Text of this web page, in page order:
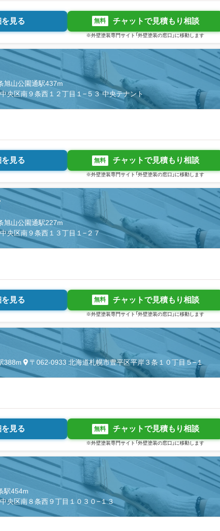
見る 無料 チャットで見積もり相談
※外壁塗装専門サイト「外壁塗装の窓口」に移動します
旭山公園通駅437m
央区南９条西１２丁目１−５３ 中央テナント
見る 無料 チャットで見積もり相談
※外壁塗装専門サイト「外壁塗装の窓口」に移動します
旭山公園通駅227m
央区南９条西１３丁目１−２７
見る 無料 チャットで見積もり相談
※外壁塗装専門サイト「外壁塗装の窓口」に移動します
388m 〒062-0933 北海道札幌市豊平区平岸３条１０丁目５−１
見る 無料 チャットで見積もり相談
※外壁塗装専門サイト「外壁塗装の窓口」に移動します
駅454m
央区南８条西９丁目１０３０−１３